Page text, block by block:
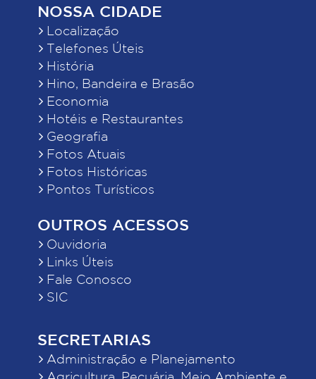
NOSSA CIDADE
Localização
Telefones Úteis
História
Hino, Bandeira e Brasão
Economia
Hotéis e Restaurantes
Geografia
Fotos Atuais
Fotos Históricas
Pontos Turísticos
OUTROS ACESSOS
Ouvidoria
Links Úteis
Fale Conosco
SIC
SECRETARIAS
Administração e Planejamento